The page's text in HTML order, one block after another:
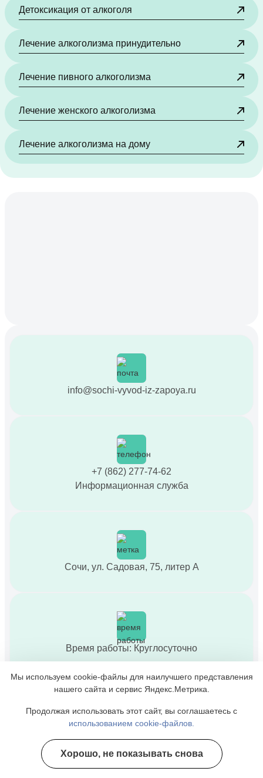
Детоксикация от алкоголя
Лечение алкоголизма принудительно
Лечение пивного алкоголизма
Лечение женского алкоголизма
Лечение алкоголизма на дому
info@sochi-vyvod-iz-zapoya.ru
+7 (862) 277-74-62
Информационная служба
Сочи, ул. Садовая, 75, литер А
Время работы: Круглосуточно
Введите номер телефона
Полезные курсы
Мы используем cookie-файлы для наилучшего представления
нашего сайта и сервис Яндекс.Метрика.
Продолжая использовать этот сайт, вы соглашаетесь с
использованием cookie-файлов.
Хорошо, не показывать снова